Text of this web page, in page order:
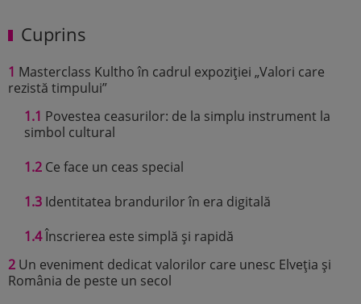
Cuprins
1 Masterclass Kultho în cadrul expoziției „Valori care
rezistă timpului”
1.1 Povestea ceasurilor: de la simplu instrument la
simbol cultural
1.2 Ce face un ceas special
1.3 Identitatea brandurilor în era digitală
1.4Înscrierea este simplă și rapidă
2 Un eveniment dedicat valorilor care unesc Elveția și
România de peste un secol